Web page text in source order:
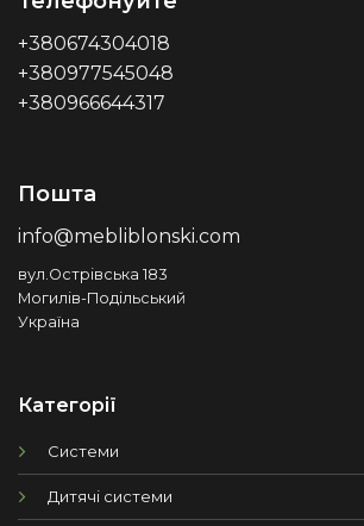
+380674304018
+380977545048
+380966644317
Пошта
info@mebliblonski.com
вул.Острівська 183
Могилів-Подільський
Україна
Категорії
Системи
Дитячі системи